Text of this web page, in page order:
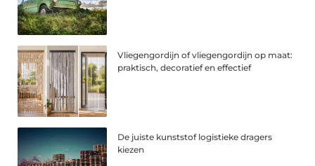
Vliegengordijn of vliegengordijn op maat:
praktisch, decoratief en effectief
De juiste kunststof logistieke dragers
kiezen